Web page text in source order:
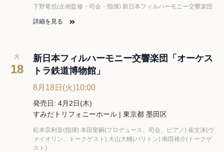
下野竜也(企画監修・司会・指揮) 新日本フィルハーモニー交響楽団
詳細を見る
火
18
新日本フィルハーモニー交響楽団「オーケス
トラ鉄道博物館」
8月18日(火)10:00
発売日: 4月2日(木)
すみだトリフォニーホール | 東京都 墨田区
松本宗利音(指揮) 本田聖嗣(プロデュース、司会、ピアノ) 崔文洙(ヴ
ァイオリン、トークゲスト) 大山大輔(バリトン) 南田裕介(トークゲ
スト)